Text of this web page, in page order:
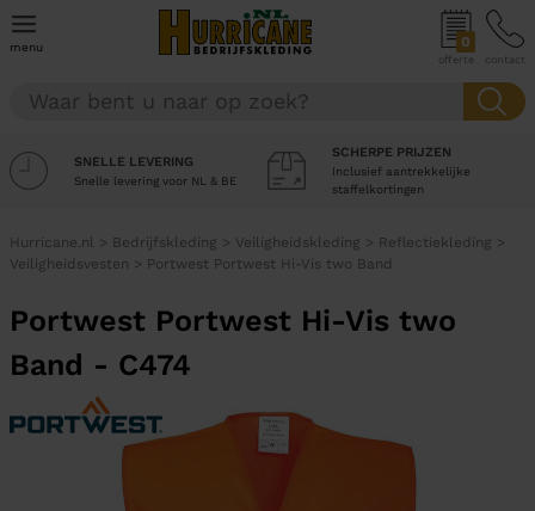
menu 0
offerte contact
SNELLE LEVERING
Snelle levering voor NL & BE
SCHERPE PRIJZEN
Inclusief aantrekkelijke
staffelkortingen
Hurricane.nl > Bedrijfskleding > Veiligheidskleding > Reflectiekleding >
Veiligheidsvesten > Portwest Portwest Hi-Vis two Band
Portwest Portwest Hi-Vis two
Band - C474